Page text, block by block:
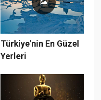
Türkiye'nin En Güzel
Yerleri